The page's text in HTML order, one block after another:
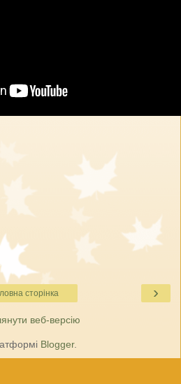
›
сторінка
веб-версію
Blogger.